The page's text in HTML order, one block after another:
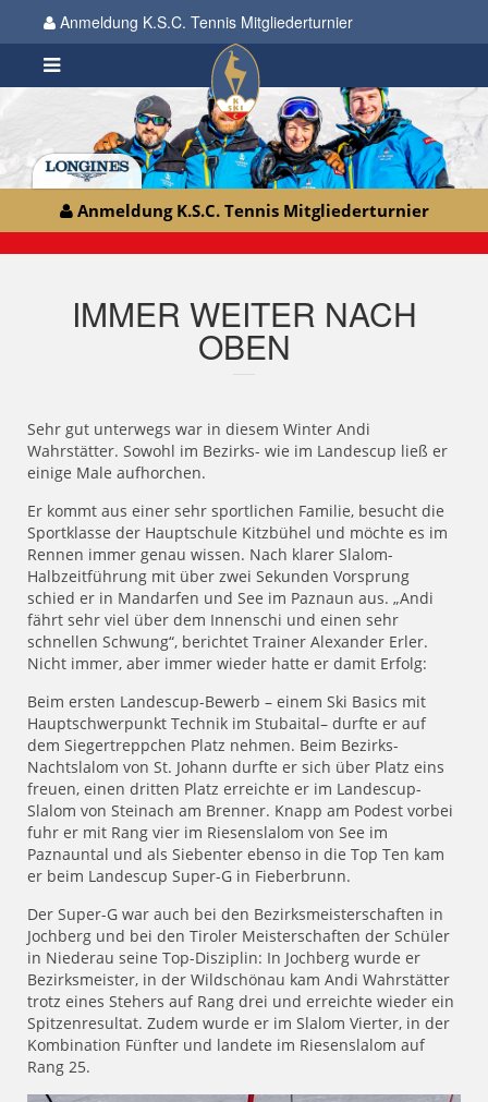
Anmeldung K.S.C. Tennis Mitgliederturnier
Anmeldung K.S.C. Tennis Mitgliederturnier
IMMER WEITER NACH
OBEN
Sehr gut unterwegs war in diesem Winter Andi
Wahrstätter. Sowohl im Bezirks- wie im Landescup ließ er
einige Male aufhorchen.
Er kommt aus einer sehr sportlichen Familie, besucht die
Sportklasse der Hauptschule Kitzbühel und möchte es im
Rennen immer genau wissen. Nach klarer Slalom-
Halbzeitführung mit über zwei Sekunden Vorsprung
schied er in Mandarfen und See im Paznaun aus. „Andi
fährt sehr viel über dem Innenschi und einen sehr
schnellen Schwung“, berichtet Trainer Alexander Erler.
Nicht immer, aber immer wieder hatte er damit Erfolg:
Beim ersten Landescup-Bewerb – einem Ski Basics mit
Hauptschwerpunkt Technik im Stubaital– durfte er auf
dem Siegertreppchen Platz nehmen. Beim Bezirks-
Nachtslalom von St. Johann durfte er sich über Platz eins
freuen, einen dritten Platz erreichte er im Landescup-
Slalom von Steinach am Brenner. Knapp am Podest vorbei
fuhr er mit Rang vier im Riesenslalom von See im
Paznauntal und als Siebenter ebenso in die Top Ten kam
er beim Landescup Super-G in Fieberbrunn.
Der Super-G war auch bei den Bezirksmeisterschaften in
Jochberg und bei den Tiroler Meisterschaften der Schüler
in Niederau seine Top-Disziplin: In Jochberg wurde er
Bezirksmeister, in der Wildschönau kam Andi Wahrstätter
trotz eines Stehers auf Rang drei und erreichte wieder ein
Spitzenresultat. Zudem wurde er im Slalom Vierter, in der
Kombination Fünfter und landete im Riesenslalom auf
Rang 25.